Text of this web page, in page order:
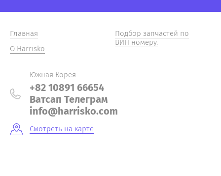
Главная
О Harrisko
Подбор запчастей по
ВИН номеру.
Южная Корея
+82 10891 66654
Ватсап Телеграм
info@harrisko.com
Смотреть на карте